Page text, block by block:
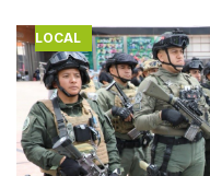
LOCAL